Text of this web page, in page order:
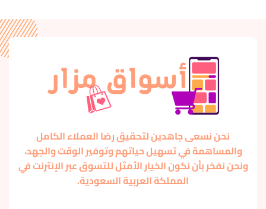
نحن نسعى جاهدين لتحقيق رضا العملاء الكامل
والمساهمة في تسهيل حياتهم وتوفير الوقت والجهد،
ونحن نفخر بأن نكون الخيار الأمثل للتسوق عبر الإنترنت في
المملكة العربية السعودية.